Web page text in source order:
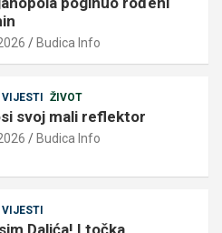
Budica Info
VIJESTI ŽIVOT
svoj mali reflektor
Budica Info
VIJESTI